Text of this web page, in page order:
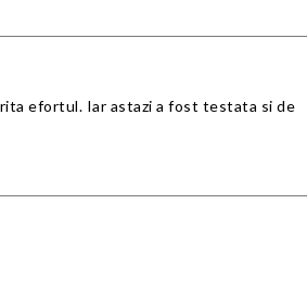
efortul. Iar astazi a fost testata si de